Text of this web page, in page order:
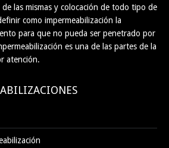
las mismas y colocación de todo tipo de
como impermeabilización la
para que no pueda ser penetrado por
es una de las partes de la
atención.